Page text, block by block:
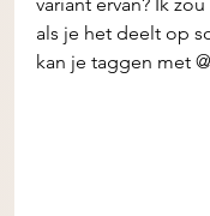
als je het deelt op
kan je taggen met